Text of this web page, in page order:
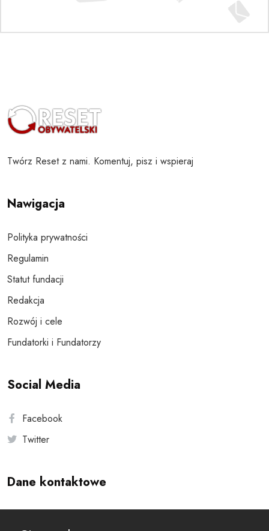
Twórz Reset z nami. Komentuj, pisz i wspieraj
Nawigacja
Polityka prywatności
Regulamin
Statut fundacji
Redakcja
Rozwój i cele
Fundatorki i Fundatorzy
Social Media
Facebook
Twitter
Dane kontaktowe